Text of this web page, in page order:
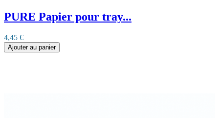
PURE Papier pour tray...
4,45 €
Ajouter au panier